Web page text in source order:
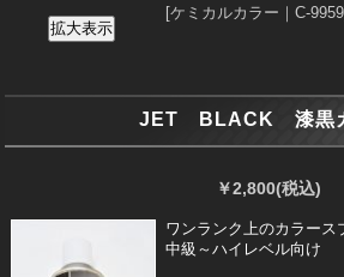
[ケミカルカラー｜C-
JET BLACK 漆黒
￥2,800(税込)
ワンランク上のカラース
中級～ハイレベル向け